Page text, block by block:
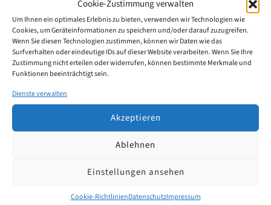
Cookie-Zustimmung verwalten
Um Ihnen ein optimales Erlebnis zu bieten, verwenden wir Technologien wie
Cookies, um Geräteinformationen zu speichern und/oder darauf zuzugreifen.
Wenn Sie diesen Technologien zustimmen, können wir Daten wie das
Surfverhalten oder eindeutige IDs auf dieser Website verarbeiten. Wenn Sie Ihre
Zustimmung nicht erteilen oder widerrufen, können bestimmte Merkmale und
Funktionen beeinträchtigt sein.
Dienste verwalten
Akzeptieren
Ablehnen
Einstellungen ansehen
Cookie-RichtlinienDatenschutzImpressum
Absolventen neu in den IP-Bereich einsteigen wollen,
bekommen häufig große Kanzleien oder
Industrie/Inhouse den Zuschlag.
Genau deshalb haben wir den Markt über einen
längeren Zeitraum (fast drei Jahre) beobachtet. Nicht
aus Neugier, sondern um eine sehr praktische Frage
zu beantworten: